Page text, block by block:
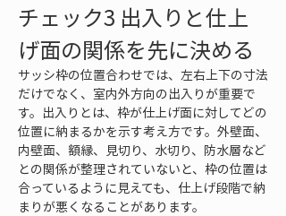
チェック3 出入りと仕上
げ面の関係を先に決める
サッシ枠の位置合わせでは、左右上下の寸法
だけでなく、室内外方向の出入りが重要で
す。出入りとは、枠が仕上げ面に対してどの
位置に納まるかを示す考え方です。外壁面、
内壁面、額縁、見切り、水切り、防水層など
との関係が整理されていないと、枠の位置は
合っているように見えても、仕上げ段階で納
まりが悪くなることがあります。